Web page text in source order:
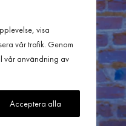
visa
vår trafik. Genom
vår användning av
Acceptera alla